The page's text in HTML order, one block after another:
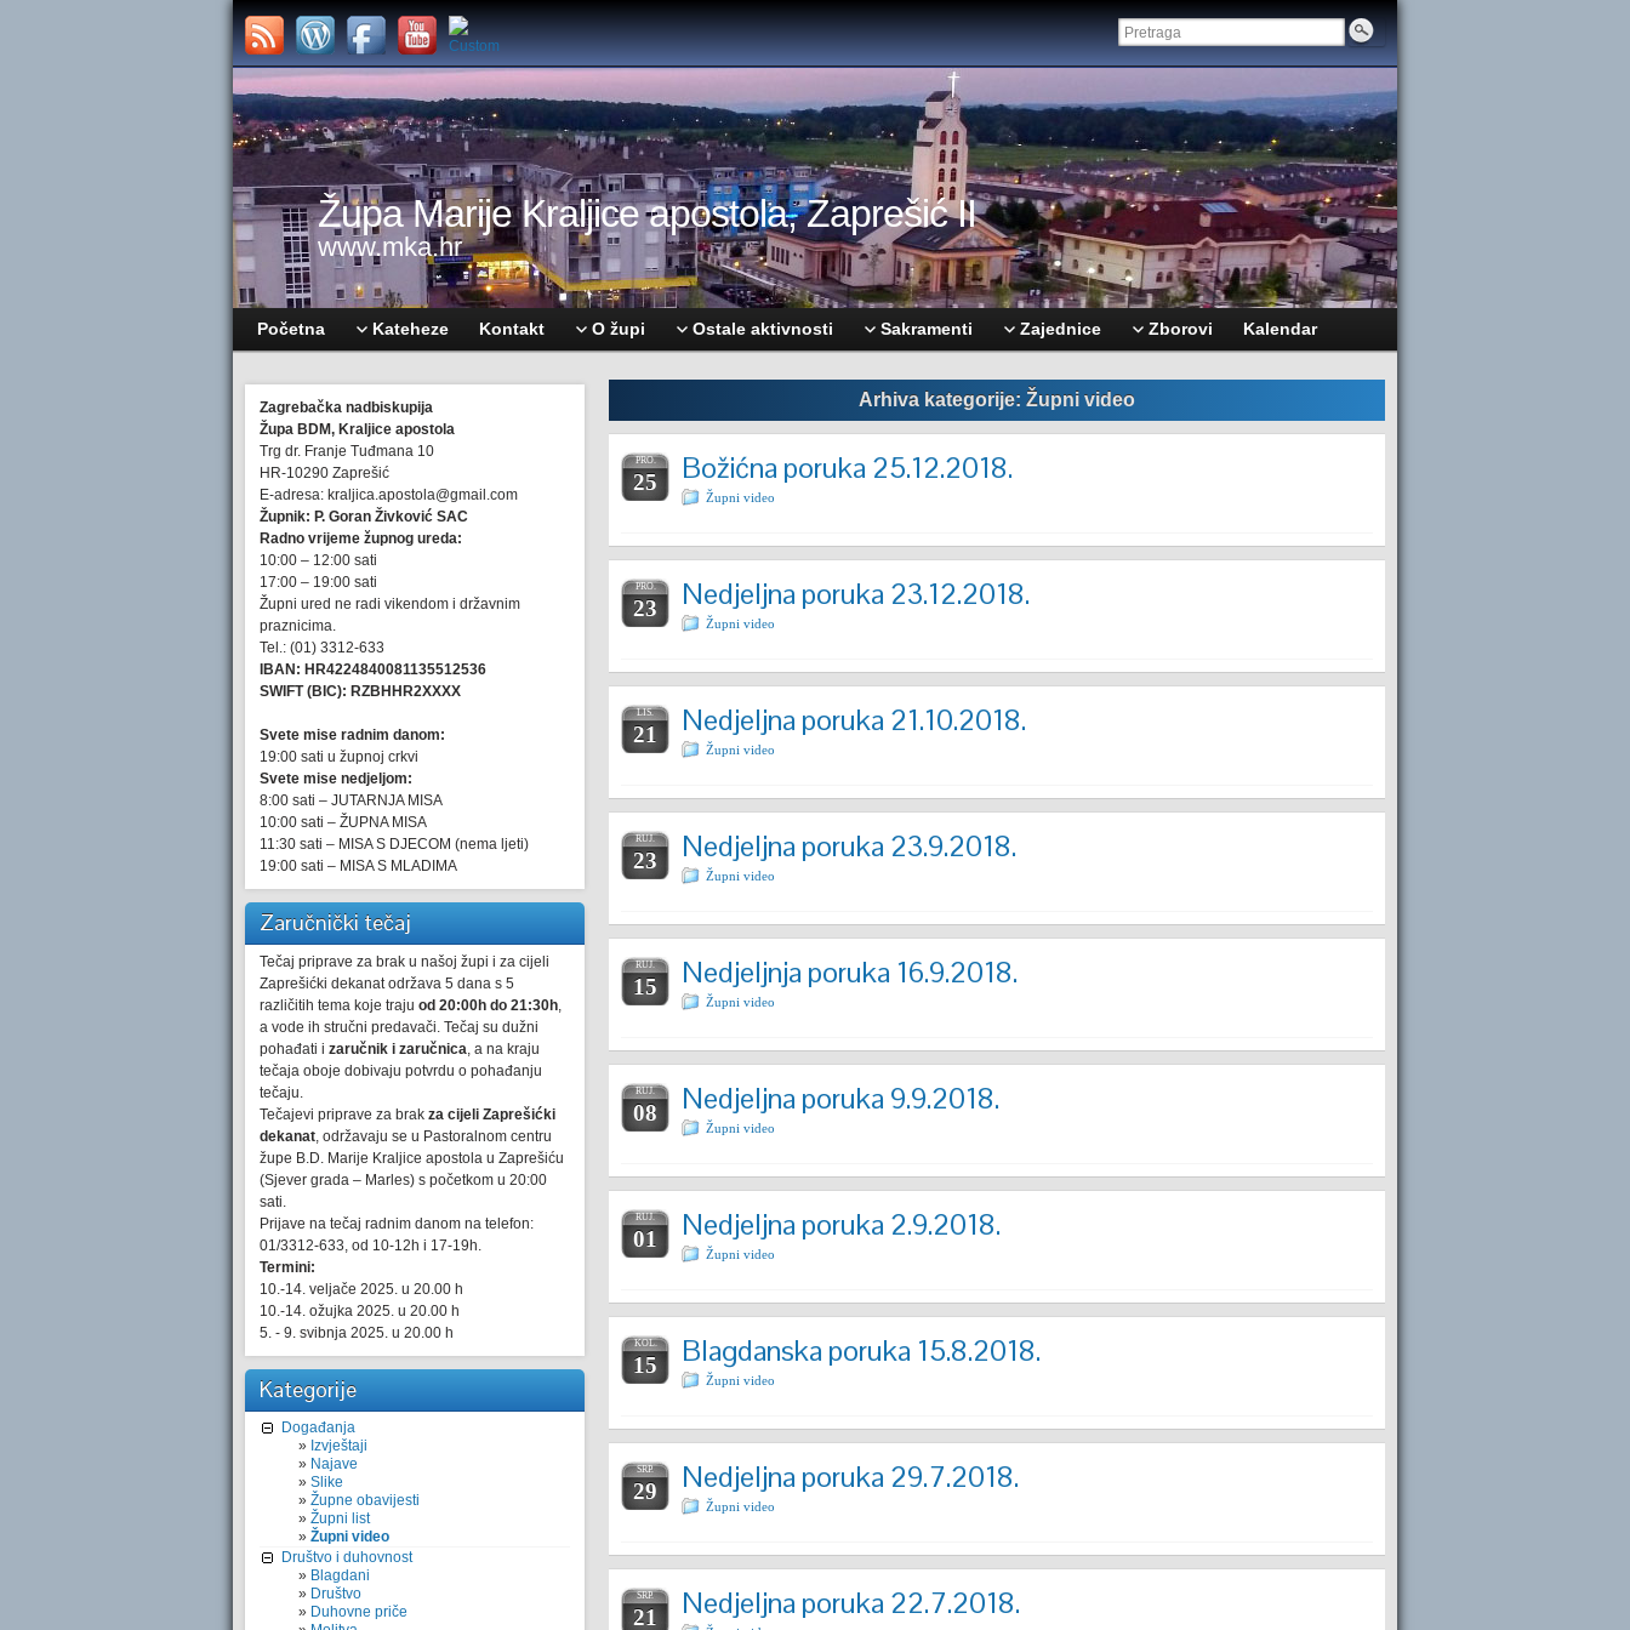
Župa Marije Kraljice apostola, Zaprešić II
www.mka.hr
Početna Kateheze Kontakt O župi Ostale aktivnosti Sakramenti Zajednice Zborovi Kalendar
Zagrebačka nadbiskupija
Župa BDM, Kraljice apostola
Trg dr. Franje Tuđmana 10
HR-10290 Zaprešić
E-adresa: kraljica.apostola@gmail.com
Župnik: P. Goran Živković SAC
Radno vrijeme župnog ureda:
10:00 – 12:00 sati
17:00 – 19:00 sati
Župni ured ne radi vikendom i državnim
praznicima.
Tel.: (01) 3312-633
IBAN: HR4224840081135512536
SWIFT (BIC): RZBHHR2XXXX
Svete mise radnim danom:
19:00 sati u župnoj crkvi
Svete mise nedjeljom:
8:00 sati – JUTARNJA MISA
10:00 sati – ŽUPNA MISA
11:30 sati – MISA S DJECOM (nema ljeti)
19:00 sati – MISA S MLADIMA
Zaručnički tečaj
Tečaj priprave za brak u našoj župi i za cijeli
Zaprešićki dekanat održava 5 dana s 5
različitih tema koje traju od 20:00h do 21:30h,
a vode ih stručni predavači. Tečaj su dužni
pohađati i zaručnik i zaručnica, a na kraju
tečaja oboje dobivaju potvrdu o pohađanju
tečaju.
Tečajevi priprave za brak za cijeli Zaprešićki
dekanat, održavaju se u Pastoralnom centru
župe B.D. Marije Kraljice apostola u Zaprešiću
(Sjever grada – Marles) s početkom u 20:00
sati.
Prijave na tečaj radnim danom na telefon:
01/3312-633, od 10-12h i 17-19h.
Termini:
10.-14. veljače 2025. u 20.00 h
10.-14. ožujka 2025. u 20.00 h
5. - 9. svibnja 2025. u 20.00 h
Kategorije
Događanja
Izvještaji
Najave
Slike
Župne obavijesti
Župni list
Župni video
Društvo i duhovnost
Blagdani
Društvo
Duhovne priče
Arhiva kategorije: Župni video
PRO.
25 Božićna poruka 25.12.2018.
Župni video
PRO.
23 Nedjeljna poruka 23.12.2018.
Župni video
LIS.
21 Nedjeljna poruka 21.10.2018.
Župni video
RUJ.
23 Nedjeljna poruka 23.9.2018.
Župni video
RUJ.
15 Nedjeljnja poruka 16.9.2018.
Župni video
RUJ.
08 Nedjeljna poruka 9.9.2018.
Župni video
RUJ.
01 Nedjeljna poruka 2.9.2018.
Župni video
KOL.
15 Blagdanska poruka 15.8.2018.
Župni video
SRP.
29 Nedjeljna poruka 29.7.2018.
Župni video
SRP.
21 Nedjeljna poruka 22.7.2018.